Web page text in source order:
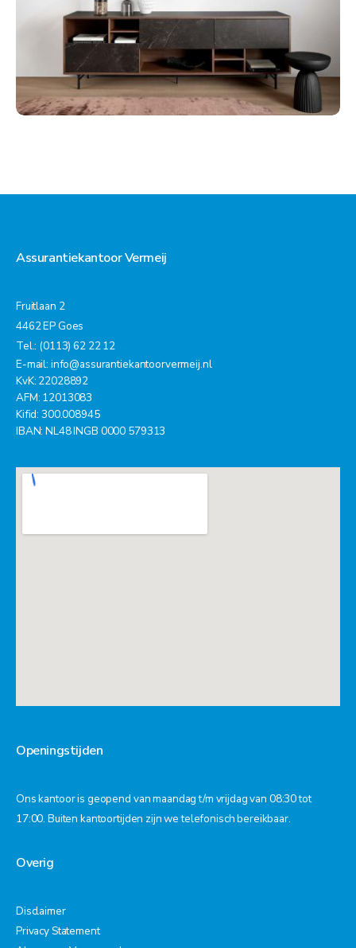
Assurantiekantoor Vermeij
Fruitlaan 2
4462 EP Goes
Tel.: (0113) 62 22 12
E-mail: info@assurantiekantoorvermeij.nl
KvK: 22028892
AFM: 12013083
Kifid: 300.008945
IBAN: NL48 INGB 0000 579313
Openingstijden
Ons kantoor is geopend van maandag t/m vrijdag van 08:30 tot
17:00. Buiten kantoortijden zijn we telefonisch bereikbaar.
Overig
Disclaimer
Privacy Statement